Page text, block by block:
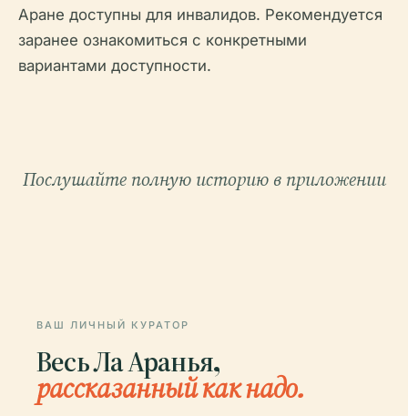
Аране доступны для инвалидов. Рекомендуется
заранее ознакомиться с конкретными
вариантами доступности.
Послушайте полную историю в приложении
ВАШ ЛИЧНЫЙ КУРАТОР
Весь Ла Аранья,
рассказанный как надо.